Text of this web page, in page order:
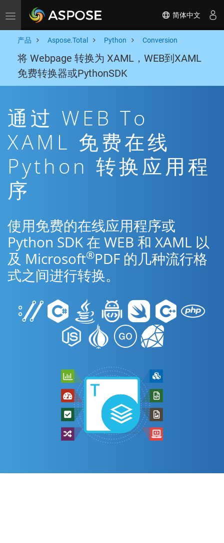
Toggle navigation 简体中文
产品 Aspose.Total Python Conversion
将 Webpage 转换为 XAML，WEB到XAML
免费转换器或PythonSDK
通过 WEB To
XAML 免费在线
Python 转换应用程
序
使用免费的在线应用程序或
Python SDK 在 WEB 和 XAML 以
及 Microsoft®PDF 的几种流行格
式之间进行转换。